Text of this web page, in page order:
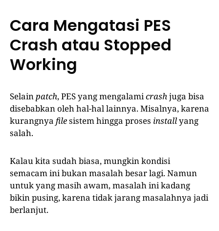
Cara Mengatasi PES
Crash atau Stopped
Working
Selainpatch, PES yang mengalamicrashjuga bisa
disebabkan oleh hal-hal lainnya. Misalnya, karena
kurangnya filesistem hingga proses installyang
salah.
Kalau kita sudah biasa, mungkin kondisi
semacam ini bukan masalah besar lagi. Namun
untuk yang masih awam, masalah ini kadang
bikin pusing, karena tidak jarang masalahnya jadi
berlanjut.